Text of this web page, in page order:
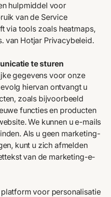
hulpmiddel voor
van de Service
via tools zoals heatmaps,
van Hotjar Privacybeleid.
te sturen
gegevens voor onze
hiervan ontvangt u
zoals bijvoorbeeld
functies en producten
We kunnen u e-mails
Als u geen marketing-
kunt u zich afmelden
van de marketing-e-
platform voor personalisatie